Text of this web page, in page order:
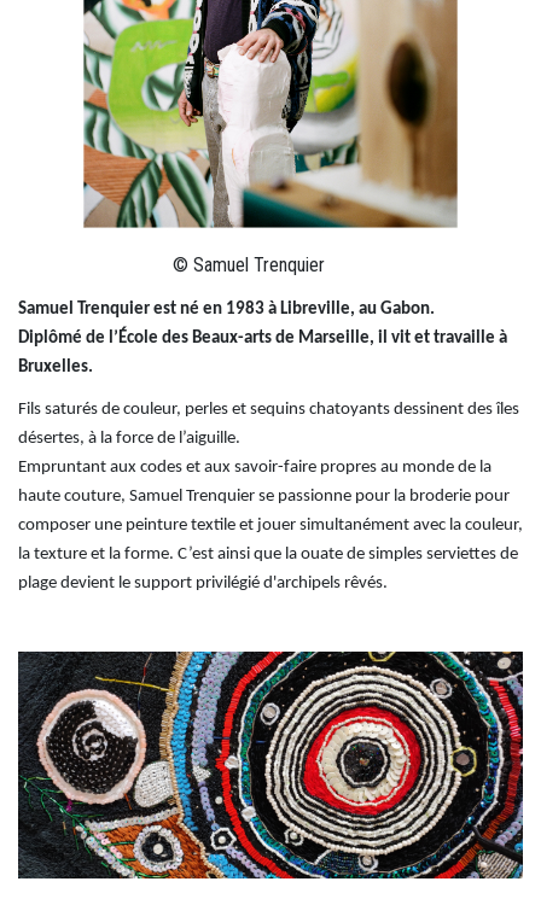
© Samuel Trenquier
Samuel Trenquier est né en 1983 à Libreville, au Gabon.
Diplômé de l’École des Beaux-arts de Marseille, il vit et travaille à
Bruxelles.
Fils saturés de couleur, perles et sequins chatoyants dessinent des îles
désertes, à la force de l’aiguille.
Empruntant aux codes et aux savoir-faire propres au monde de la
haute couture, Samuel Trenquier se passionne pour la broderie pour
composer une peinture textile et jouer simultanément avec la couleur,
la texture et la forme. C’est ainsi que la ouate de simples serviettes de
plage devient le support privilégié d'archipels rêvés.